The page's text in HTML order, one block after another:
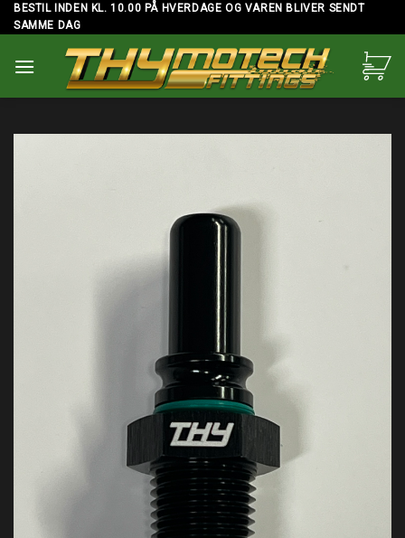
Skip
to
BESTIL INDEN KL. 10.00 PÅ HVERDAGE OG VAREN BLIVER SENDT
SAMME DAG